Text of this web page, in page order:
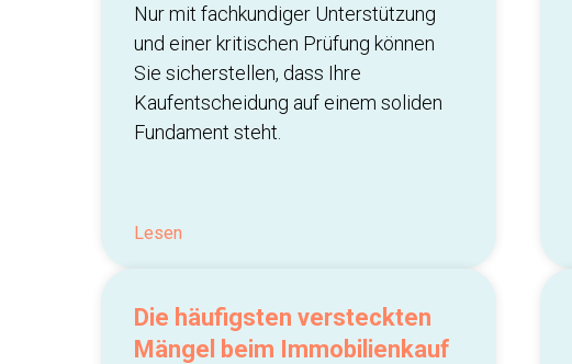
Nur mit fachkundiger Unterstützung
und einer kritischen Prüfung können
Sie sicherstellen, dass Ihre
Kaufentscheidung auf einem soliden
Fundament steht.
Lesen
Die häufigsten versteckten
Mängel beim Immobilienkauf